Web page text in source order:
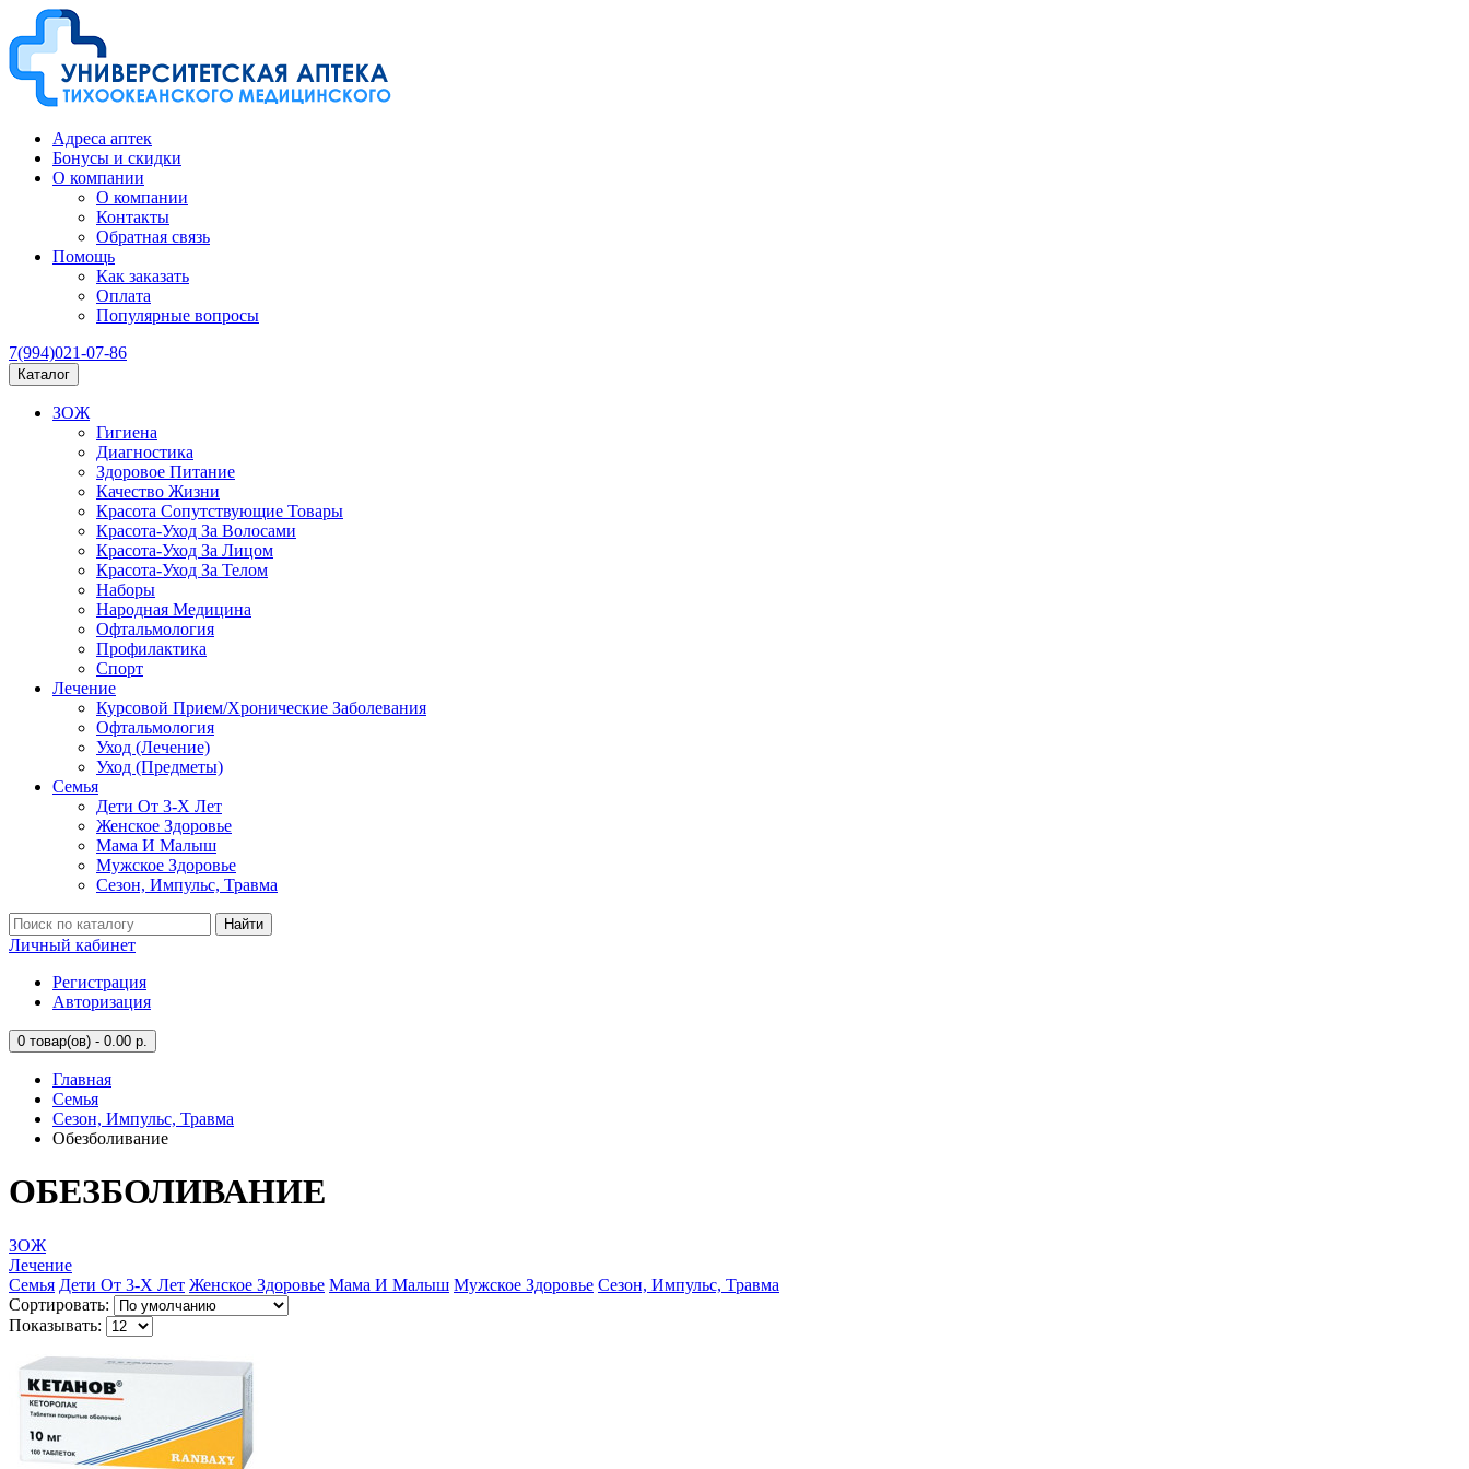
Адреса аптек
Бонусы и скидки
О компании
О компании
Контакты
Обратная связь
Помощь
Как заказать
Оплата
Популярные вопросы
7(994)021-07-86
Каталог
ЗОЖ
Гигиена
Диагностика
Здоровое Питание
Качество Жизни
Красота Сопутствующие Товары
Красота-Уход За Волосами
Красота-Уход За Лицом
Красота-Уход За Телом
Наборы
Народная Медицина
Офтальмология
Профилактика
Спорт
Лечение
Курсовой Прием/Хронические Заболевания
Офтальмология
Уход (Лечение)
Уход (Предметы)
Семья
Дети От 3-Х Лет
Женское Здоровье
Мама И Малыш
Мужское Здоровье
Сезон, Импульс, Травма
Найти
Личный кабинет
Регистрация
Авторизация
0 товар(ов) - 0.00 р.
Главная
Семья
Сезон, Импульс, Травма
Обезболивание
ОБЕЗБОЛИВАНИЕ
ЗОЖ
Лечение
Семья Дети От 3-Х Лет Женское Здоровье Мама И Малыш Мужское Здоровье Сезон, Импульс, Травма
Сортировать:
Показывать: